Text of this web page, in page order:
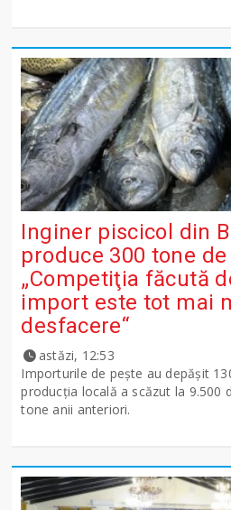
Inginer piscicol din
produce 300 tone
„Competiţia făcută
import este tot mai
desfacere“
astăzi, 12:53
Importurile de peşte au depăşit
producţia locală a scăzut la 9.500
tone anii anteriori.